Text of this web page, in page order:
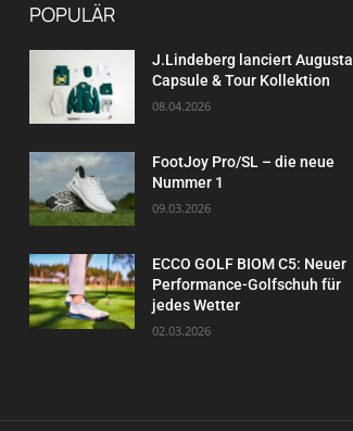
POPULÄR
J.Lindeberg lanciert Augusta
Capsule & Tour Kollektion
08.04.2026
FootJoy Pro/SL – die neue
Nummer 1
09.03.2026
ECCO GOLF BIOM C5: Neuer
Performance-Golfschuh für
jedes Wetter
02.03.2026